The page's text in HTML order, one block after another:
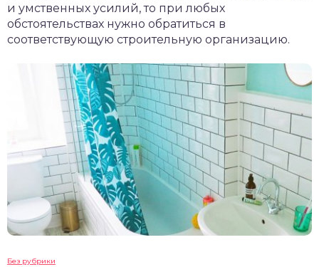
и умственных усилий, то при любых
обстоятельствах нужно обратиться в
соответствующую строительную организацию.
Без рубрики